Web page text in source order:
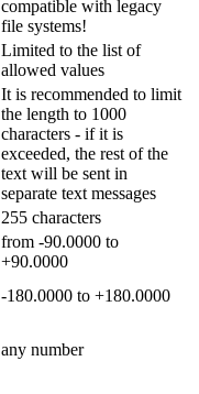
compatible with legacy
file systems!
Limited to the list of
allowed values
It is recommended to limit
the length to 1000
characters - if it is
exceeded, the rest of the
text will be sent in
separate text messages
255 characters
from -90.0000 to
+90.0000
-180.0000 to +180.0000
any number